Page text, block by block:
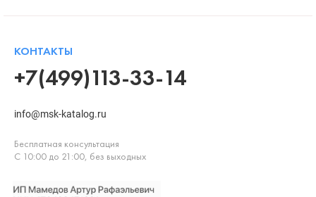
КОНТАКТЫ
+7(499)113-33-14
info@msk-katalog.ru
Бесплатная консультация
С 10:00 до 21:00, без выходных